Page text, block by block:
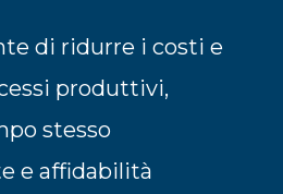
di ridurre i costi e
produttivi,
stesso
e affidabilità